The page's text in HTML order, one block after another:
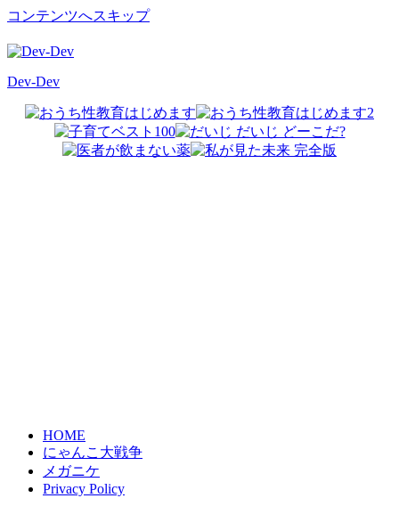
コンテンツへスキップ
Dev-Dev
HOME
にゃんこ大戦争
メガニケ
Privacy Policy